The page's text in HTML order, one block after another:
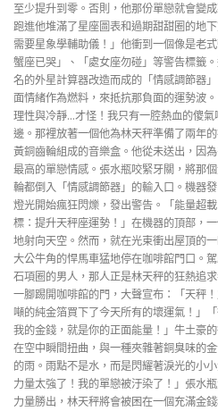
至少提升到零。否則，他那份單戀就會變
跑進他堆滿了星座圖表和過期甜甜圈的地
需要星象學輔助儀！」他衝到一個像是老
蟹座已哭」、「處女座勿碰」等警告標籤
名的外星計算器改造而成的「情感調節器
面情緒作為燃料，來抵抗那負面的運勢波
理性與冷靜…才怪！我只有一腔熱血的傻
邊。那裡放著一個他為林天秤準備了兩年
黃銅齒輪組成的音樂盒。他從未送出，因
最高的單戀情感。張水瓶咬緊牙關，將那
輪都倒入「情感調節器」的輸入口。機器
燈光開始瘋狂閃爍，發出警告。「能量超
標：提升天秤座運勢！」在機器的頂部，
地射向天空。然而，就在光束衝出屋頂的
大公牛角的悍馬車猛地停在咖啡館門口。
石項圈的男人，那人正是林天秤的狂熱追
一腳踢開咖啡館的門，大聲宣布：「天秤
噸的純金箔買下了今天所有的壞運氣！」
我的金錢，就是你的正面能量！」牛土豪
在空中瞬間扭曲，與一種夾雜著銅臭味的
的雨。雨點不是水，而是閃耀著淚光的小
力量太強了！我的單戀被汙染了！」張水
力量勝出，林天秤將會被困在一個充滿金